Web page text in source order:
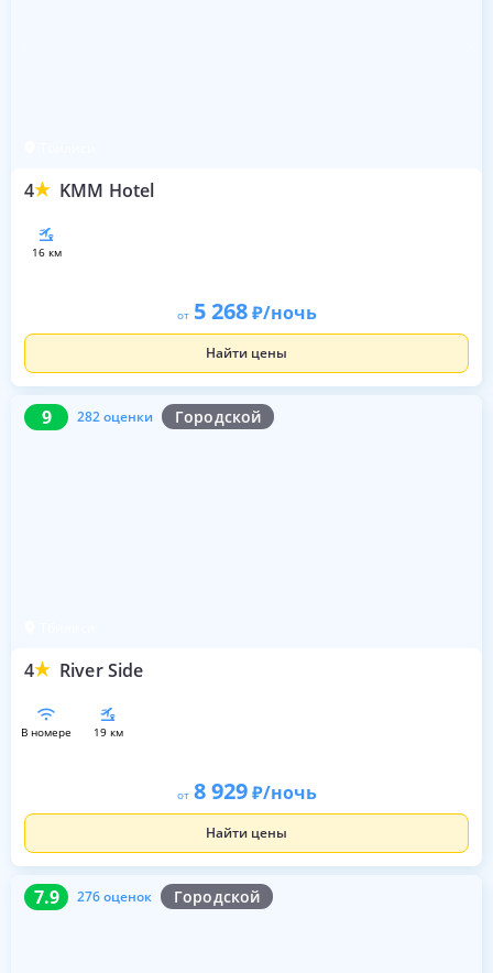
4 KMM Hotel
16 км
от 5 268 /ночь
Найти цены
9 282 оценки Городской
4 River Side
9 282 оценки
в номере 19 км
от 8 929 /ночь
Найти цены
7.9 276 оценок Городской
7.9 276 оценок